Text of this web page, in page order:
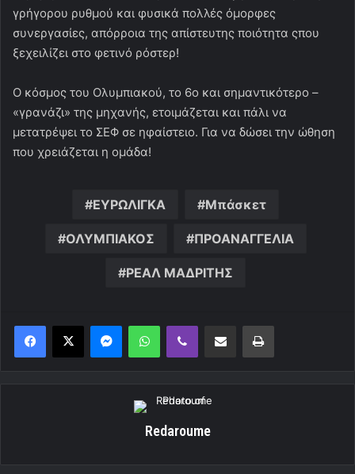
γρήγορου ρυθμού και φυσικά πολλές όμορφες
συνεργασίες, απόρροια της απίστευτης ποιότητα ςπου
ξεχειλίζει στο φετινό ρόστερ!
Ο κόσμος του Ολυμπιακού, το 6ο και σημαντικότερο –
«γρανάζι» της μηχανής, ετοιμάζεται και πάλι να
μετατρέψει το ΣΕΦ σε ηφαίστειο. Για να δώσει την ώθηση
που χρειάζεται η ομάδα!
ΕΥΡΩΛΙΓΚΑ Μπάσκετ
ΟΛΥΜΠΙΑΚΟΣ ΠΡΟΑΝΑΓΓΕΛΙΑ
ΡΕΑΛ ΜΑΔΡΙΤΗΣ
MessengerWhatsAppViber Κοινοποίηση μέσω ηλεκτρονικού ταχυδρομείουΕκτύπωση
Redaroume